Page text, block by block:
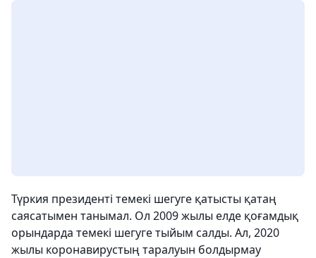
Түркия президенті темекі шегуге қатысты қатаң
саясатымен танымал. Ол 2009 жылы елде қоғамдық
орындарда темекі шегуге тыйым салды. Ал, 2020
жылы коронавирустың таралуын болдырмау